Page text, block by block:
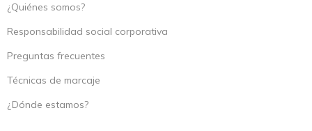
¿Quiénes somos?
Responsabilidad social corporativa
Preguntas frecuentes
Técnicas de marcaje
¿Dónde estamos?